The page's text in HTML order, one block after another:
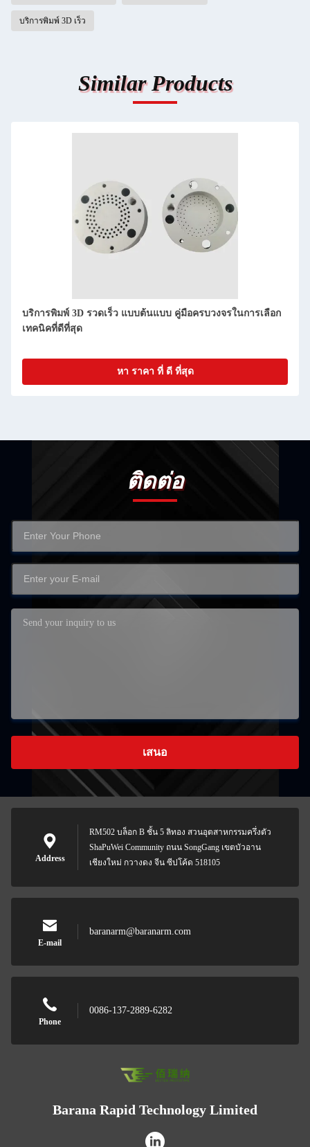
บริการพิมพ์ 3D เร็ว
Similar Products
รเลือก STL การพิมพ์ 3D บริการทําต้นแบบอย่างรวดเร็ว
หา ราคา ที่ ดี ที่สุด
ติดต่อ
เสนอ
Address
RM502 บล็อก B ชั้น 5 ลิทอง สวนอุตสาหกรรมครึ่งตัว
ShaPuWei Community ถนน SongGang เขตบัวอาน
เชียงใหม่ กวางดง จีน ซีปโค้ด 518105
E-mail
baranarm@baranarm.com
Phone
0086-137-2889-6282
Barana Rapid Technology Limited